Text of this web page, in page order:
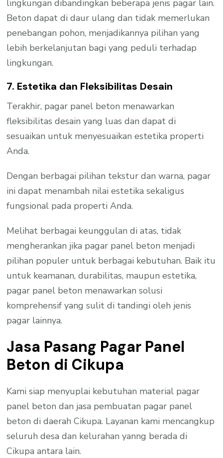
lingkungan dibandingkan beberapa jenis pagar lain.
Beton dapat di daur ulang dan tidak memerlukan
penebangan pohon, menjadikannya pilihan yang
lebih berkelanjutan bagi yang peduli terhadap
lingkungan.
7. Estetika dan Fleksibilitas Desain
Terakhir, pagar panel beton menawarkan
fleksibilitas desain yang luas dan dapat di
sesuaikan untuk menyesuaikan estetika properti
Anda.
Dengan berbagai pilihan tekstur dan warna, pagar
ini dapat menambah nilai estetika sekaligus
fungsional pada properti Anda.
Melihat berbagai keunggulan di atas, tidak
mengherankan jika pagar panel beton menjadi
pilihan populer untuk berbagai kebutuhan. Baik itu
untuk keamanan, durabilitas, maupun estetika,
pagar panel beton menawarkan solusi
komprehensif yang sulit di tandingi oleh jenis
pagar lainnya.
Jasa Pasang Pagar Panel
Beton di Cikupa
Kami siap menyuplai kebutuhan material pagar
panel beton dan jasa pembuatan pagar panel
beton di daerah Cikupa. Layanan kami mencangkup
seluruh desa dan kelurahan yanng berada di
Cikupa antara lain.